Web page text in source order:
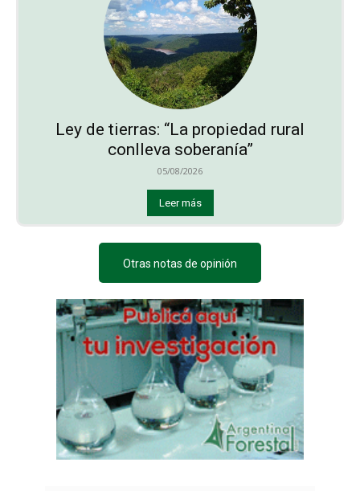
Ley de tierras: “La propiedad rural
conlleva soberanía”
05/08/2026
Leer más
Otras notas de opinión